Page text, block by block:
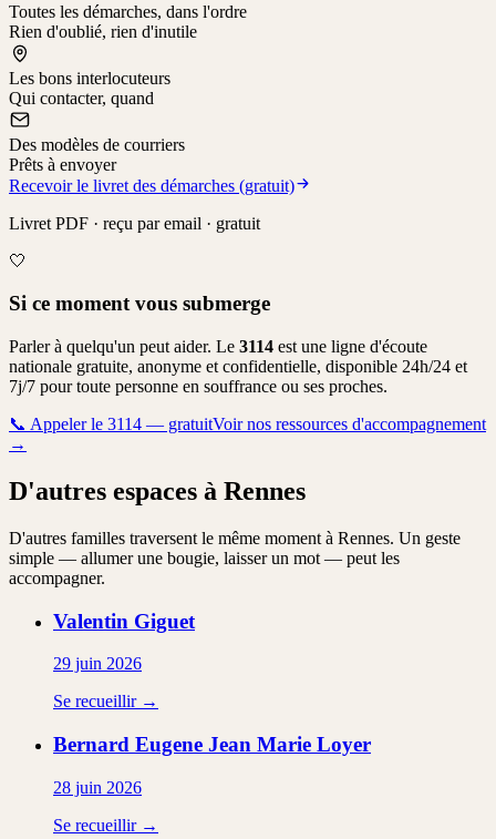
Toutes les démarches, dans l'ordre
Rien d'oublié, rien d'inutile
Les bons interlocuteurs
Qui contacter, quand
Des modèles de courriers
Prêts à envoyer
Recevoir le livret des démarches (gratuit)
Livret PDF · reçu par email · gratuit
🤍
Si ce moment vous submerge
Parler à quelqu'un peut aider. Le 3114 est une ligne d'écoute
nationale gratuite, anonyme et confidentielle, disponible 24h/24 et
7j/7 pour toute personne en souffrance ou ses proches.
📞 Appeler le 3114 — gratuitVoir nos ressources d'accompagnement
→
D'autres espaces à Rennes
D'autres familles traversent le même moment à Rennes. Un geste
simple — allumer une bougie, laisser un mot — peut les
accompagner.
Valentin Giguet
29 juin 2026
Se recueillir →
Bernard Eugene Jean Marie Loyer
28 juin 2026
Se recueillir →